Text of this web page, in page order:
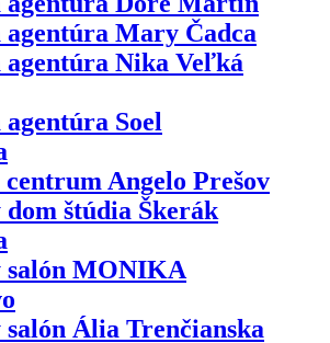
agentúra Mary Čadca
agentúra Nika Veľká
agentúra Soel
centrum Angelo Prešov
dom štúdia Škerák
salón MONIKA
salón Ália Trenčianska